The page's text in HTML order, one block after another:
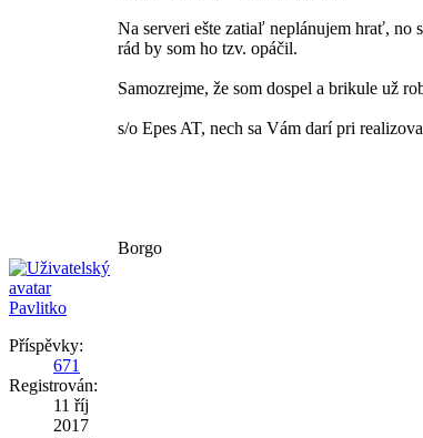
Na serveri ešte zatiaľ neplánujem hrať, no
rád by som ho tzv. opáčil.
Samozrejme, že som dospel a brikule už
s/o Epes AT, nech sa Vám darí pri
Borgo
Pavlitko
Příspěvky:
671
Registrován:
11 říj
2017